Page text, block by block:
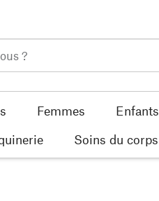
Femmes Enfants
Soins du corps